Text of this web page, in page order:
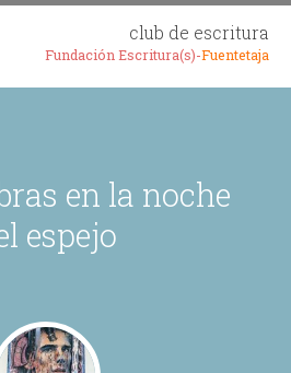
club de escritura
Fundación Escritura(s)-Fuentetaja
en la noche
espejo